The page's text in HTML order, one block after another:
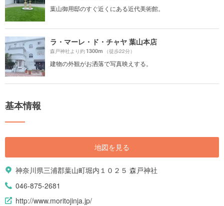
葉山御用邸のすぐ近くにある近代美術館。
ラ・マーレ・ド・チャヤ 葉山本店
森戸神社より約1300m （徒歩22分）
建物の外観がお洒落で写真映えする。
基本情報
地図を見る
神奈川県三浦郡葉山町堀内１０２５ 森戸神社
046-875-2681
http://www.moritojinja.jp/